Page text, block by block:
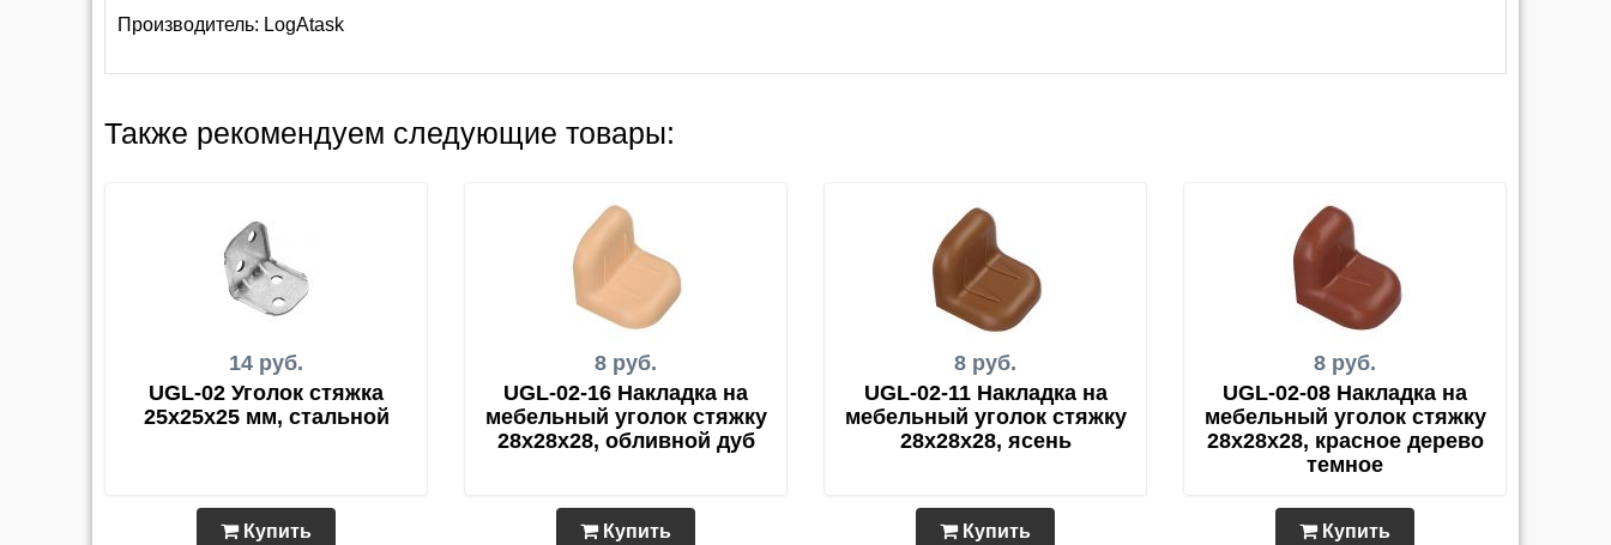
Производитель: LogAtask
Также рекомендуем следующие товары:
14 руб.
UGL-02 Уголок стяжка
25х25х25 мм, стальной
Купить
8 руб.
UGL-02-16 Накладка на
мебельный уголок стяжку
28х28х28, обливной дуб
Купить
8 руб.
UGL-02-11 Накладка на
мебельный уголок стяжку
28х28х28, ясень
Купить
8 руб.
UGL-02-08 Накладка на
мебельный уголок стяжку
28х28х28, красное дерево
темное
Купить